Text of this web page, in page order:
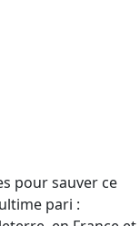
pour sauver ce
pari :